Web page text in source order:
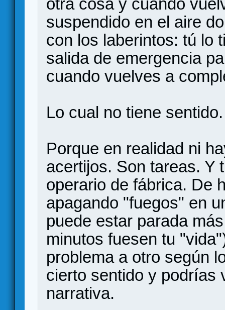
suspendido en el aire
con los laberintos: tú lo
salida de emergencia
cuando vuelves a
Lo cual no tiene sentido.
Porque en realidad ni
acertijos. Son tareas. Y
operario de fábrica. De
apagando "fuegos" en
puede estar parada
minutos fuesen tu
problema a otro según
cierto sentido y podrías
narrativa.